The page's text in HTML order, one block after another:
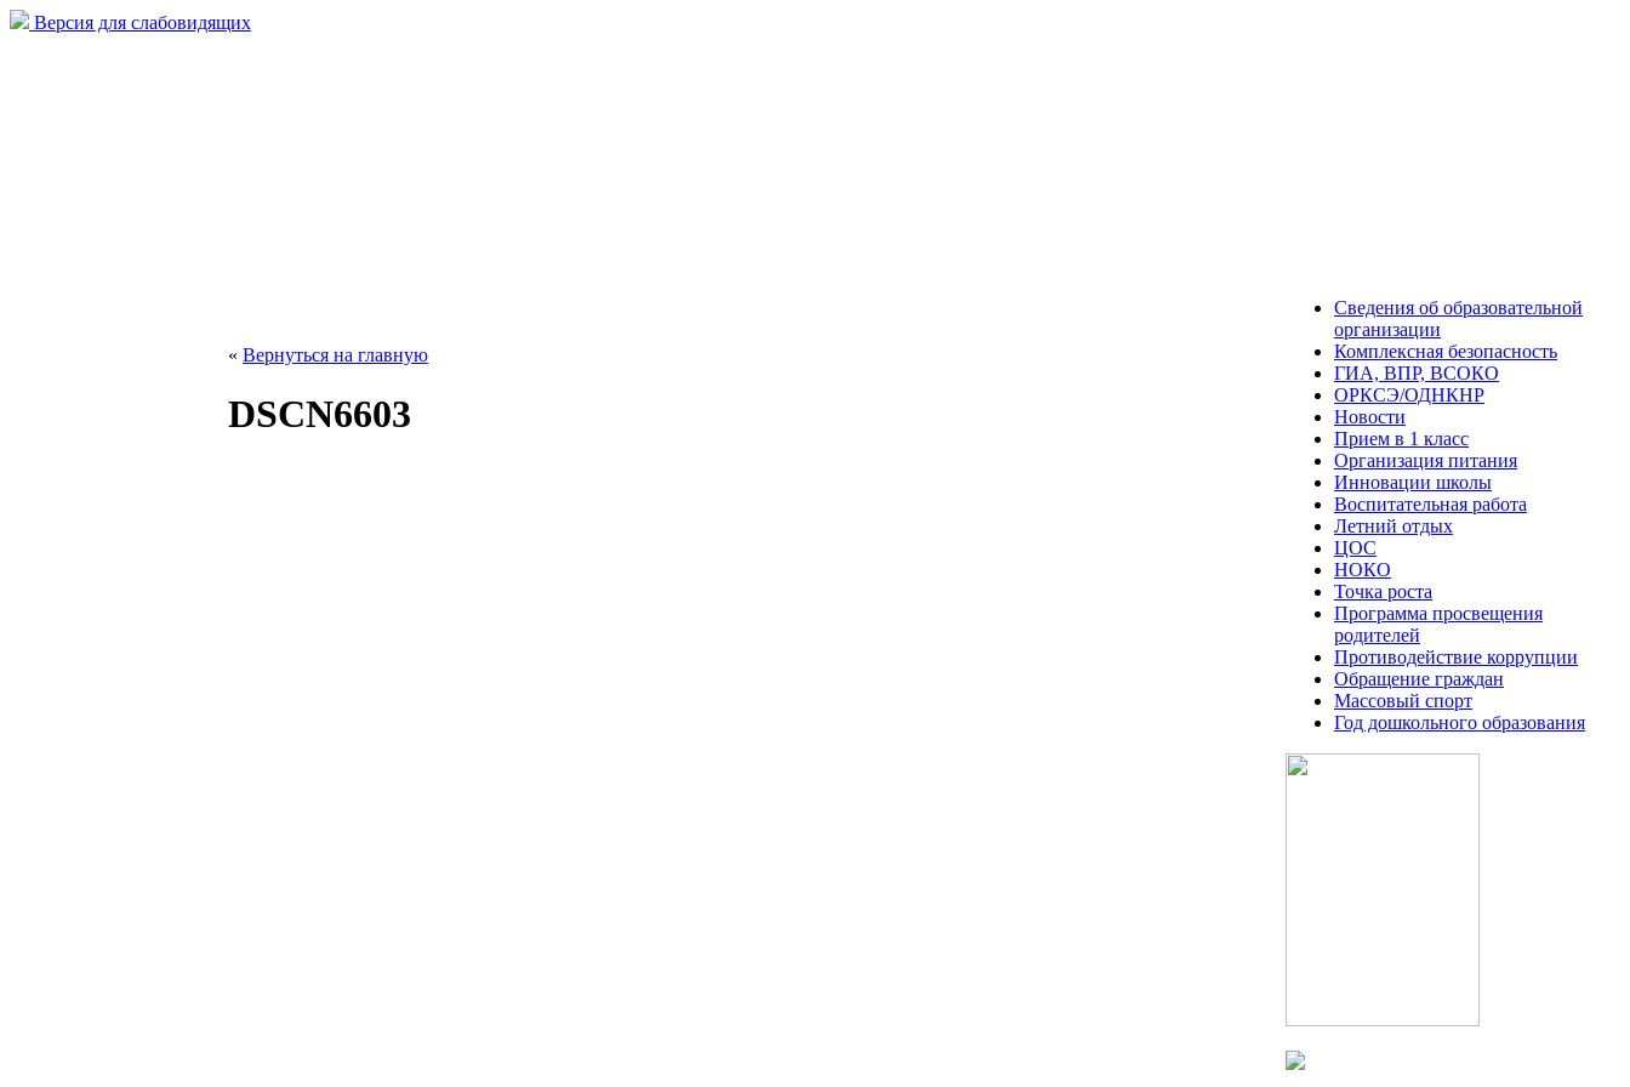
Версия для слабовидящих
« Вернуться на главную
DSCN6603
Сведения об образовательной
организации
Комплексная безопасность
ГИА, ВПР, ВСОКО
ОРКСЭ/ОДНКНР
Новости
Прием в 1 класс
Организация питания
Инновации школы
Воспитательная работа
Летний отдых
ЦОС
НОКО
Точка роста
Программа просвещения
родителей
Противодействие коррупции
Обращение граждан
Массовый спорт
Год дошкольного образования